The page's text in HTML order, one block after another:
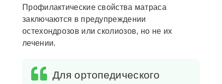
Профилактические свойства матраса
заключаются в предупреждении
остехондрозов или сколиозов, но не их
лечении.
Для ортопедического